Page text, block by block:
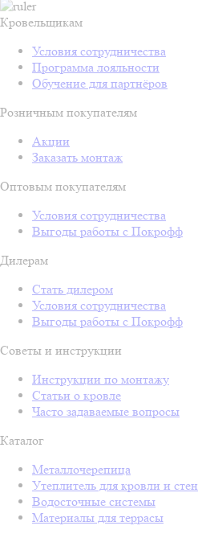
Кровельщикам
Условия сотрудничества
Программа лояльности
Обучение для партнёров
Розничным покупателям
Акции
Заказать монтаж
Оптовым покупателям
Условия сотрудничества
Выгоды работы с Покрофф
Дилерам
Стать дилером
Условия сотрудничества
Выгоды работы с Покрофф
Советы и инструкции
Инструкции по монтажу
Статьи о кровле
Часто задаваемые вопросы
Каталог
Металлочерепица
Утеплитель для кровли и стен
Водосточные системы
Материалы для террасы